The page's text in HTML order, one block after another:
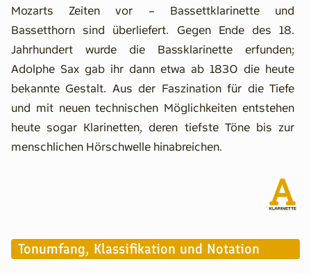
Mozarts Zeiten vor – Bassettklarinette und
Bassetthorn sind überliefert. Gegen Ende des 18.
Jahrhundert wurde die Bassklarinette erfunden;
Adolphe Sax gab ihr dann etwa ab 1830 die heute
bekannte Gestalt. Aus der Faszination für die Tiefe
und mit neuen technischen Möglichkeiten entstehen
heute sogar Klarinetten, deren tiefste Töne bis zur
menschlichen Hörschwelle hinabreichen.
Tonumfang, Klassifikation und Notation